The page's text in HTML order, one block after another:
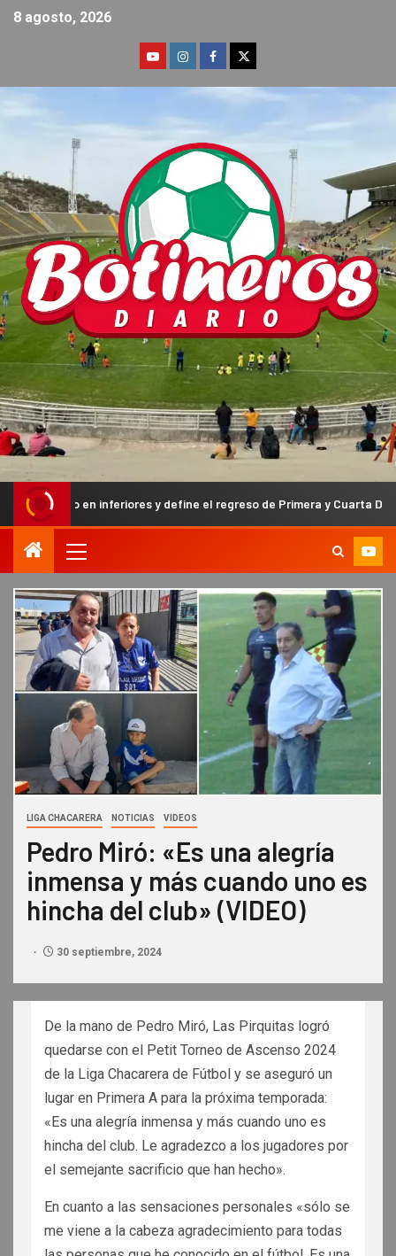
8 agosto, 2026
inferiores y define el regreso de Primera y Cuarta División
LIGA CHACARERA NOTICIAS VIDEOS
Pedro Miró: «Es una alegría
inmensa y más cuando uno es
hincha del club» (VIDEO)
30 septiembre, 2024
De la mano de Pedro Miró, Las Pirquitas logró
quedarse con el Petit Torneo de Ascenso 2024
de la Liga Chacarera de Fútbol y se aseguró un
lugar en Primera A para la próxima temporada:
«Es una alegría inmensa y más cuando uno es
hincha del club. Le agradezco a los jugadores por
el semejante sacrificio que han hecho».
En cuanto a las sensaciones personales «sólo se
me viene a la cabeza agradecimiento para todas